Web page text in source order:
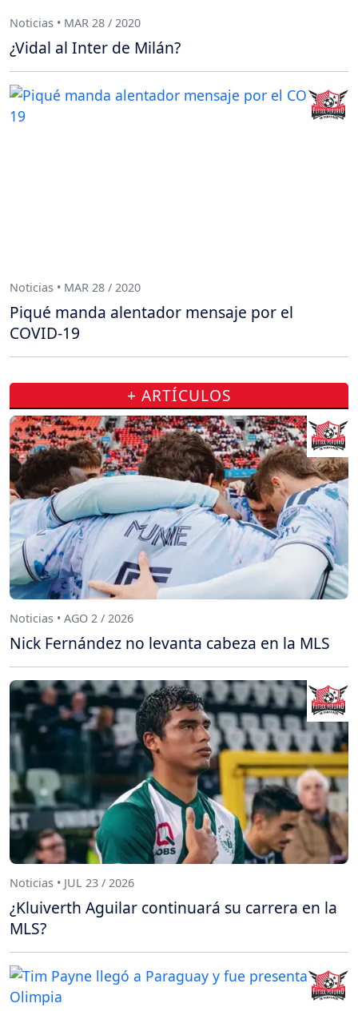
Noticias • MAR 28 / 2020
¿Vidal al Inter de Milán?
Noticias • MAR 28 / 2020
Piqué manda alentador mensaje por el
COVID-19
+ ARTÍCULOS
Noticias • AGO 2 / 2026
Nick Fernández no levanta cabeza en la MLS
Noticias • JUL 23 / 2026
¿Kluiverth Aguilar continuará su carrera en la
MLS?